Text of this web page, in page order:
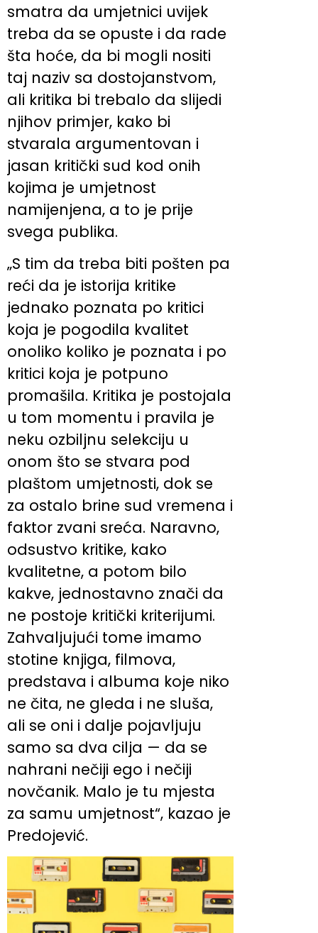
smatra da umjetnici uvijek
treba da se opuste i da rade
šta hoće, da bi mogli nositi
taj naziv sa dostojanstvom,
ali kritika bi trebalo da slijedi
njihov primjer, kako bi
stvarala argumentovan i
jasan kritički sud kod onih
kojima je umjetnost
namijenjena, a to je prije
svega publika.
„S tim da treba biti pošten pa
reći da je istorija kritike
jednako poznata po kritici
koja je pogodila kvalitet
onoliko koliko je poznata i po
kritici koja je potpuno
promašila. Kritika je postojala
u tom momentu i pravila je
neku ozbiljnu selekciju u
onom što se stvara pod
plaštom umjetnosti, dok se
za ostalo brine sud vremena i
faktor zvani sreća. Naravno,
odsustvo kritike, kako
kvalitetne, a potom bilo
kakve, jednostavno znači da
ne postoje kritički kriterijumi.
Zahvaljujući tome imamo
stotine knjiga, filmova,
predstava i albuma koje niko
ne čita, ne gleda i ne sluša,
ali se oni i dalje pojavljuju
samo sa dva cilja — da se
nahrani nečiji ego i nečiji
novčanik. Malo je tu mjesta
za samu umjetnost“, kazao je
Predojević.